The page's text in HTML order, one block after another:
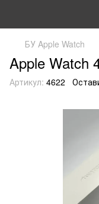
БУ Apple Watch
Apple Watch
Артикул: 4622